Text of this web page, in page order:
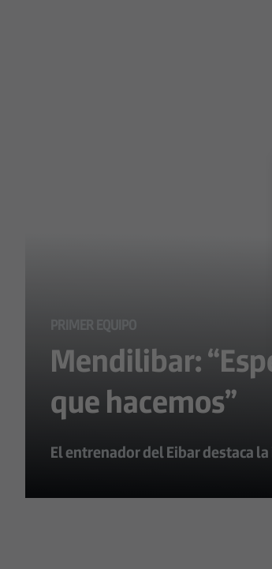
PRIMER EQUIPO
Mendilibar:
que hacemos”
El entrenador del Eibar destaca